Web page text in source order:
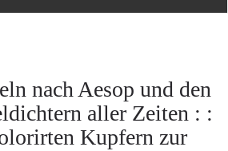
nach Aesop und den
aller Zeiten : :
Kupfern zur